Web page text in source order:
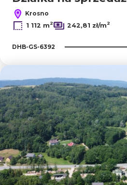
Krosno
1 112 m2 242,81 zł/m2
DHB-GS-6392